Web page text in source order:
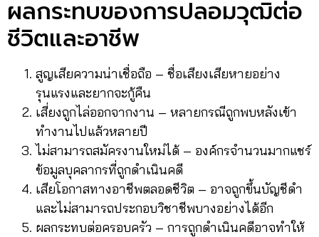
ผลกระทบของการปลอมวุฒิต่อ
ชีวิตและอาชีพ
สูญเสียความน่าเชื่อถือ – ชื่อเสียงเสียหายอย่าง
รุนแรงและยากจะกู้คืน
เสี่ยงถูกไล่ออกจากงาน – หลายกรณีถูกพบหลังเข้า
ทำงานไปแล้วหลายปี
ไม่สามารถสมัครงานใหม่ได้ – องค์กรจำนวนมากแชร์
ข้อมูลบุคลากรที่ถูกดำเนินคดี
เสียโอกาสทางอาชีพตลอดชีวิต – อาจถูกขึ้นบัญชีดำ
และไม่สามารถประกอบวิชาชีพบางอย่างได้อีก
ผลกระทบต่อครอบครัว – การถูกดำเนินคดีอาจทำให้